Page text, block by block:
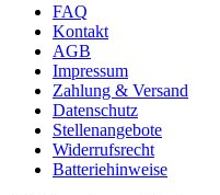
FAQ
Kontakt
AGB
Impressum
Zahlung & Versand
Datenschutz
Stellenangebote
Widerrufsrecht
Batteriehinweise